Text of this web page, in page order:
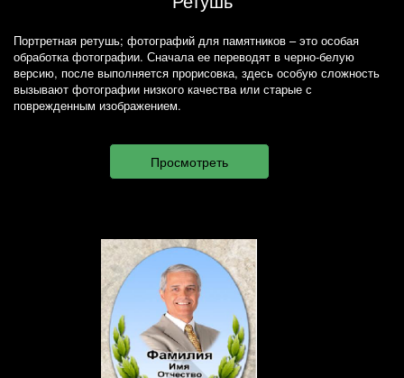
Портретная ретушь; фотографий для памятников – это особая
обработка фотографии. Сначала ее переводят в черно-белую
версию, после выполняется прорисовка, здесь особую сложность
вызывают фотографии низкого качества или старые с
поврежденным изображением.